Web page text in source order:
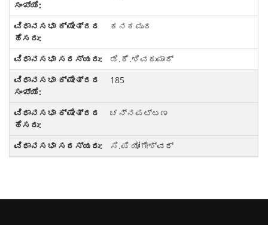
ಕನಕಪುರ
ಡಿ.ಕೆ.ಶಿವಕುಮಾರ್
185
ಚನ್ನಪಟ್ಟಣ
ಸಿ.ಪಿ ಯೋಗೇಶ್ವರ್